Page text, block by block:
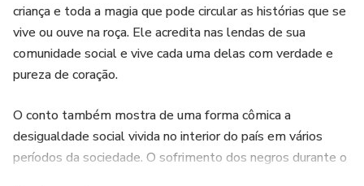
criança e toda a magia que pode circular as histórias que se
vive ou ouve na roça. Ele acredita nas lendas de sua
comunidade social e vive cada uma delas com verdade e
pureza de coração.
O conto também mostra de uma forma cômica a
desigualdade social vivida no interior do país em vários
períodos da sociedade. O sofrimento dos negros durante o